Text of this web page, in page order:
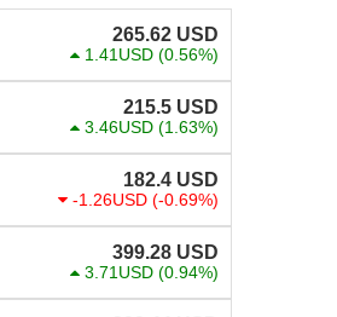
265.62 USD
1.41USD (0.56%)
215.5 USD
3.46USD (1.63%)
182.4 USD
-1.26USD (-0.69%)
399.28 USD
3.71USD (0.94%)